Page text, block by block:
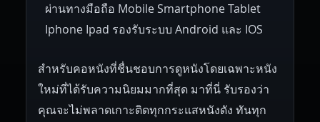
ผ่านทางมือถือ Mobile Smartphone Tablet
Iphone Ipad รองรับระบบ Android และ IOS
สำหรับคอหนังที่ชื่นชอบการดูหนังโดยเฉพาะหนัง
ใหม่ที่ได้รับความนิยมมากที่สุด มาที่นี่ รับรองว่า
คุณจะไม่พลาดเกาะติดทุกกระแสหนังดัง ทันทุก